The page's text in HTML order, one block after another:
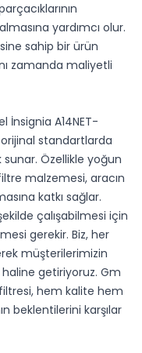
yardımcı olur.
sahip bir ürün
zamanda maliyetli
A14NET-
orijinal standartlarda
sunar. Özellikle yoğun
malzemesi, aracın
katkı sağlar.
çalışabilmesi için
gerekir. Biz, her
müşterilerimizin
getiriyoruz. Gm
hem kalite hem
beklentilerini karşılar